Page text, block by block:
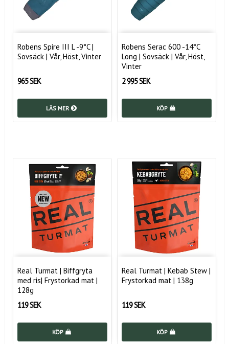
Robens Spire III L -9°C |
Sovsäck | Vår, Höst, Vinter
965 SEK
LÄS MER
Robens Serac 600 -14°C
Long | Sovsäck | Vår, Höst,
Vinter
2 995 SEK
KÖP
Real Turmat | Biffgryta
med ris| Frystorkad mat |
128g
119 SEK
KÖP
Real Turmat | Kebab Stew |
Frystorkad mat | 138g
119 SEK
KÖP